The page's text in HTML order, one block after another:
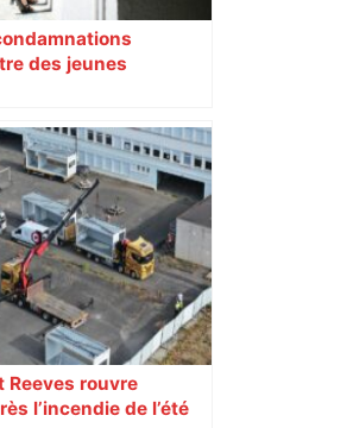
des jeunes
Reeves rouvre
l’incendie de l’été